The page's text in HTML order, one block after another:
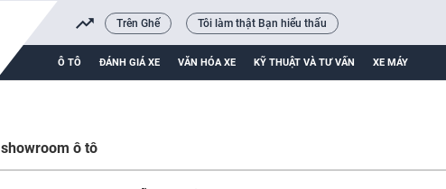
Trên Ghế Tôi làm thật Bạn hiểu thấu
Ô TÔ ĐÁNH GIÁ XE VĂN HÓA XE KỸ THUẬT VÀ TƯ VẤN XE MÁY
showroom ô tô